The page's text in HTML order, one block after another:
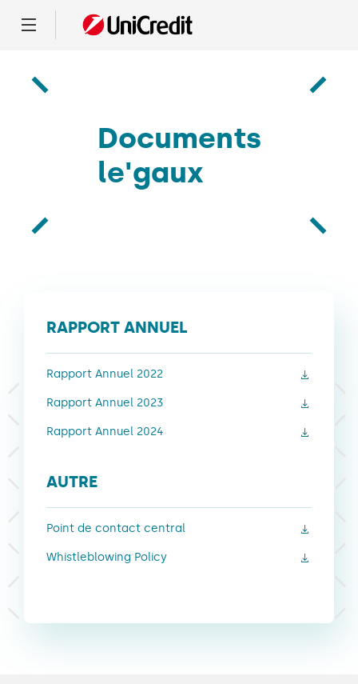
Menu
Documents
le'gaux
RAPPORT ANNUEL
Rapport Annuel 2022
Rapport Annuel 2023
Rapport Annuel 2024
AUTRE
Point de contact central
Whistleblowing Policy